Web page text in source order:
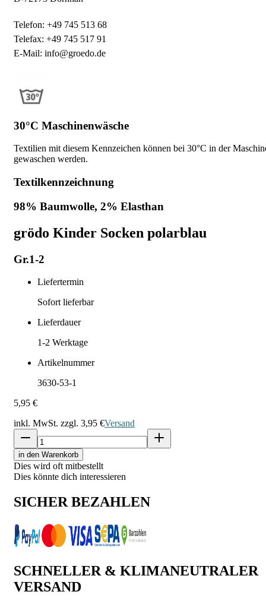
Telefon: +49 745 513 68
Telefax: +49 745 517 91
E-Mail: info@groedo.de
30°C Maschinenwäsche
Textilien mit diesem Kennzeichen können bei 30°C in der
gewaschen werden.
Textilkennzeichnung
98% Baumwolle, 2% Elasthan
grödo Kinder Socken polarblau
Gr.1-2
Liefertermin
Sofort lieferbar
Lieferdauer
1-2 Werktage
Artikelnummer
3630-53-1
5,95 €
inkl. MwSt. zzgl. 3,95 €Versand
in den Warenkorb
Dies wird oft mitbestellt
Dies könnte dich interessieren
SICHER BEZAHLEN
SCHNELLER & KLIMANEUTRALER
VERSAND